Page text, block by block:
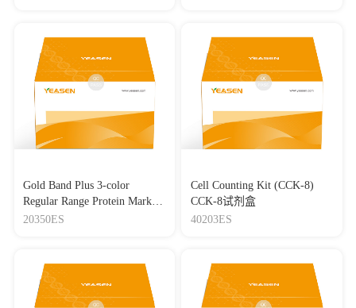
Gold Band Plus 3-color
Regular Range Protein Marker
(8-180 kDa) 三色预染蛋白质
20350ES
Cell Counting Kit (CCK-8)
CCK-8试剂盒
40203ES